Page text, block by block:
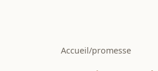
Accueil/promesse